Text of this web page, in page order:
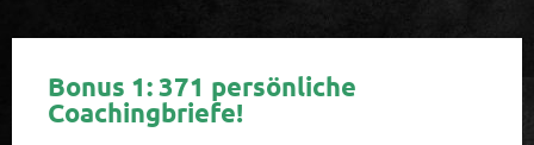
Bonus 1: 371 persönliche
Coachingbriefe!